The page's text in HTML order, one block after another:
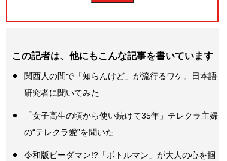
この記者は、他にもこんな記事を書いています
関西人の間で「知らんけど」が流行るワケ。日本語
研究者に聞いてみた
「女子高生の頃から使い続けて35年」テレクラ主婦
の“テレクラ愛”を聞いた
令和版ビーダマン!?「ボトルマン」が大人の心を掴